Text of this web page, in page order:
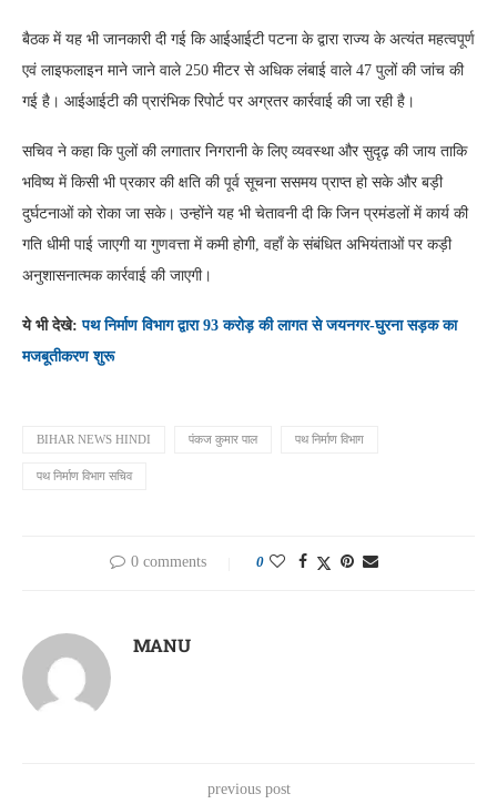
बैठक में यह भी जानकारी दी गई कि आईआईटी पटना के द्वारा राज्य के अत्यंत महत्वपूर्ण
एवं लाइफलाइन माने जाने वाले 250 मीटर से अधिक लंबाई वाले 47 पुलों की जांच की
गई है। आईआईटी की प्रारंभिक रिपोर्ट पर अग्रतर कार्रवाई की जा रही है।
सचिव ने कहा कि पुलों की लगातार निगरानी के लिए व्यवस्था और सुदृढ़ की जाय ताकि
भविष्य में किसी भी प्रकार की क्षति की पूर्व सूचना ससमय प्राप्त हो सके और बड़ी
दुर्घटनाओं को रोका जा सके। उन्होंने यह भी चेतावनी दी कि जिन प्रमंडलों में कार्य की
गति धीमी पाई जाएगी या गुणवत्ता में कमी होगी, वहाँ के संबंधित अभियंताओं पर कड़ी
अनुशासनात्मक कार्रवाई की जाएगी।
ये भी देखे:पथ निर्माण विभाग द्वारा 93 करोड़ की लागत से जयनगर-घुरना सड़क का
मजबूतीकरण शुरू
BIHAR NEWS HINDI पंकज कुमार पाल पथ निर्माण विभाग
पथ निर्माण विभाग सचिव
0 comments 0
MANU
previous post